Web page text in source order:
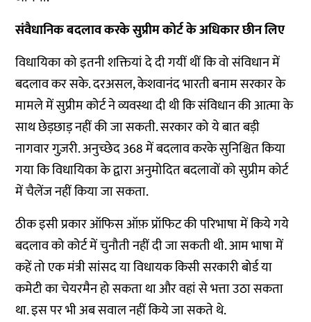
संवैधानिक बदलाव करके सुप्रीम कोर्ट के अधिकार छीन लिए
विधायिका को इतनी शक्तियां दे दी गयीं थीं कि वो संविधान में
बदलाव कर सके. दरअसल, केशवानंद भारती बनाम सरकार के
मामले में सुप्रीम कोर्ट ने व्यवस्था दी थी कि संविधान की आत्मा के
साथ छेड़छाड़ नहीं की जा सकती. सरकार को ये बात बड़ी
नागवार गुज़री. अनुच्छेद 368 में बदलाव करके सुनिश्चित किया
गया कि विधायिका के द्वारा अनुमोदित बदलावों को सुप्रीम कोर्ट
में चैलेंज नहीं किया जा सकता.
ठीक इसी प्रकार ऑफिस ऑफ़ प्रॉफिट की परिभाषा में किये गये
बदलाव को कोर्ट में चुनौती नहीं दी जा सकती थी. आम भाषा में
कहें तो एक मंत्री सांसद या विधायक किसी सरकारी बोर्ड या
कमेटी का चेयरमैन हो सकता था और वहां से भत्ता उठा सकता
था. इस पर भी अब सवाल नहीं किये जा सकते थे.